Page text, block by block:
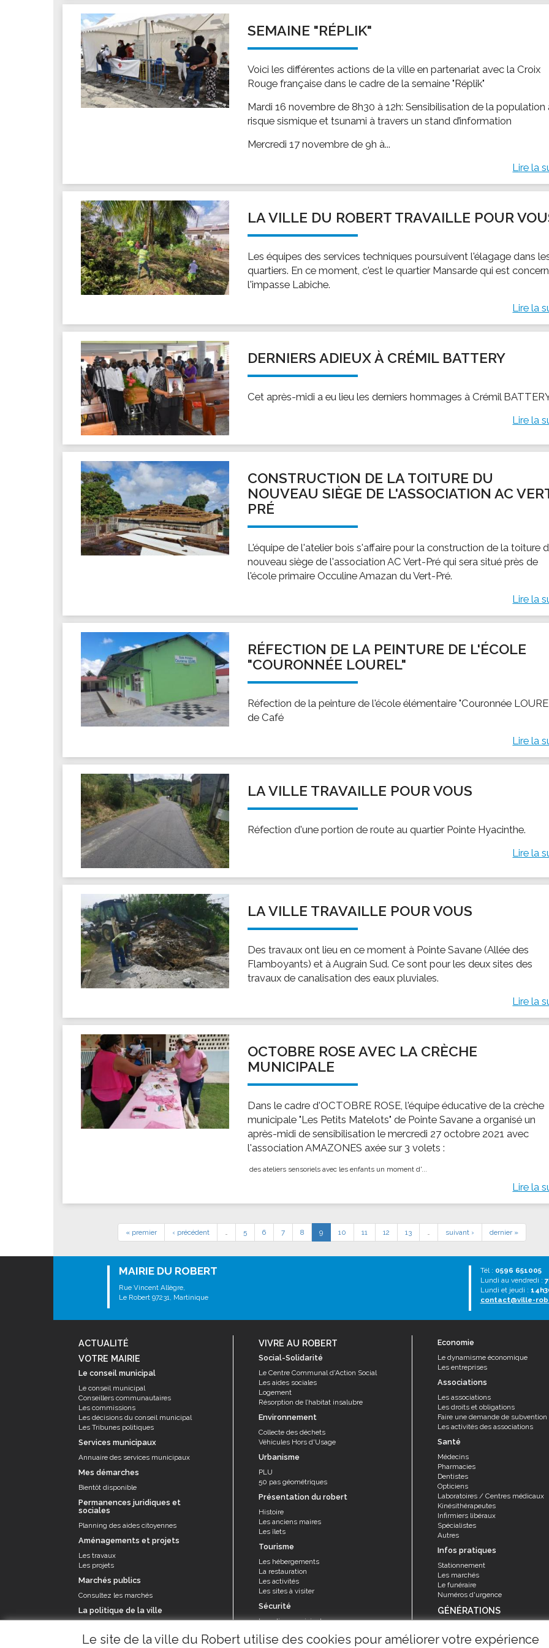
Le site de la ville du Robert utilise des cookies pour améliorer votre expérience
Les associations
Les droits et obligations
Faire une demande de subvention
Les activités des associations
VIE PRATIQUE
Les espaces numériques
Les marchés
Le funéraire
Numéros d'urgence
SANTÉ
Annuaire santé
SEMAINE "RÉPLIK"
Voici les différentes actions de la ville en partenariat avec la Croix
Rouge française dans le cadre de la semaine "Réplik"
Mardi 16 novembre de 8h30 à 12h: Sensibilisation de la population
risque sismique et tsunami à travers un stand d’information
Mercredi 17 novembre de 9h à...
Lire la
LA VILLE DU ROBERT TRAVAILLE POUR
Les équipes des services techniques poursuivent l'élagage dans
quartiers. En ce moment, c'est le quartier Mansarde qui est
l'impasse Labiche.
Lire la
DERNIERS ADIEUX À CRÉMIL BATTERY
Cet après-midi a eu lieu les derniers hommages à Crémil
Lire la
CONSTRUCTION DE LA TOITURE DU
NOUVEAU SIÈGE DE L'ASSOCIATION AC
PRÉ
L'équipe de l'atelier bois s'affaire pour la construction de la toiture
nouveau siège de l'association AC Vert-Pré qui sera situé près de
l'école primaire Occuline Amazan du Vert-Pré.
Lire la
RÉFECTION DE LA PEINTURE DE L'ÉCOLE
"COURONNÉE LOUREL"
Réfection de la peinture de l'école élémentaire "Couronnée
de Café
Lire la
LA VILLE TRAVAILLE POUR VOUS
Réfection d'une portion de route au quartier Pointe Hyacinthe.
Lire la
LA VILLE TRAVAILLE POUR VOUS
Des travaux ont lieu en ce moment à Pointe Savane (Allée des
Flamboyants) et à Augrain Sud. Ce sont pour les deux sites des
travaux de canalisation des eaux pluviales.
Lire la
OCTOBRE ROSE AVEC LA CRÈCHE
MUNICIPALE
Dans le cadre d'OCTOBRE ROSE, l'équipe éducative de la crèche
municipale "Les Petits Matelots" de Pointe Savane a organisé un
après-midi de sensibilisation le mercredi 27 octobre 2021 avec
l'association AMAZONES axée sur 3 volets :
des ateliers sensoriels avec les enfants ​ un moment d'...
Lire la
« premier ‹ précédent … 5 6 7 8 9 10 11 12 13 … suivant › dernier »
MAIRIE DU ROBERT
Rue Vincent Allègre,
Le Robert 97231, Martinique
Tél : 0596 651005
Lundi au vendredi :
Lundi et jeudi :
contact@ville-
ACTUALITÉ
VOTRE MAIRIE
Le conseil municipal
Le conseil municipal
Conseillers communautaires
Les commissions
Les décisions du conseil municipal
Les Tribunes politiques
Services municipaux
Annuaire des services municipaux
Mes démarches
Bientôt disponible
Permanences juridiques et
sociales
Planning des aides citoyennes
Aménagements et projets
Les travaux
Les projets
Marchés publics
Consultez les marchés
La politique de la ville
VIVRE AU ROBERT
Social-Solidarité
Le Centre Communal d'Action Social
Les aides sociales
Logement
Résorption de l’habitat insalubre
Environnement
Collecte des déchets
Véhicules Hors d'Usage
Urbanisme
PLU
50 pas géométriques
Présentation du robert
Histoire
Les anciens maires
Les îlets
Tourisme
Les hébergements
La restauration
Les activités
Les sites à visiter
Sécurité
La police municipale
prévention
Economie
Le dynamisme économique
Les entreprises
Associations
Les associations
Les droits et obligations
Faire une demande de subvention
Les activités des associations
Santé
Médecins
Pharmacies
Dentistes
Opticiens
Laboratoires / Centres médicaux
Kinésithérapeutes
Infirmiers libéraux
Spécialistes
Autres
Infos pratiques
Stationnement
Les marchés
Le funéraire
Numéros d'urgence
GÉNÉRATIONS
Animations et activités